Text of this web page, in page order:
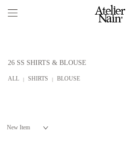
26 SS SHIRTS & BLOUSE
ALL SHIRTS BLOUSE